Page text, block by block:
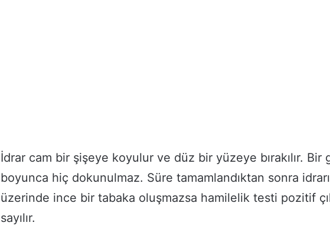
İdrar cam bir şişeye koyulur ve düz bir yüzeye bırakılır. Bir
boyunca hiç dokunulmaz. Süre tamamlandıktan sonra
üzerinde ince bir tabaka oluşmazsa hamilelik testi pozitif
sayılır.